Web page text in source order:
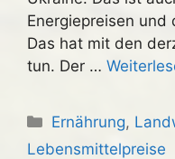
Energiepreisen
Das hat mit den
tun. Der …
Kategorien
Ernährung,
Lebensmittelpreise